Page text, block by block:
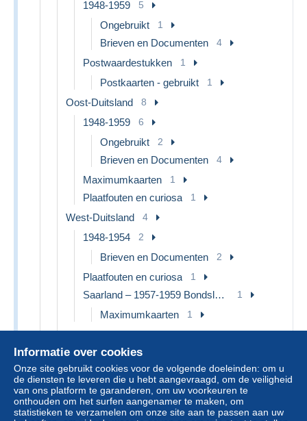
1948-1959 5
Ongebruikt 1
Brieven en Documenten 4
Postwaardestukken 1
Postkaarten - gebruikt 1
Oost-Duitsland 8
1948-1959 6
Ongebruikt 2
Brieven en Documenten 4
Maximumkaarten 1
Plaatfouten en curiosa 1
West-Duitsland 4
1948-1954 2
Brieven en Documenten 2
Plaatfouten en curiosa 1
Saarland – 1957-1959 Bondsland 1
Maximumkaarten 1
Kantoren en koloniën 17
China (kantoren)
Marokko (kantoren) 1
Turkse Rijk (kantoren) 7
Duits-Zuidwest-Afrika 1
Informatie over cookies
Onze site gebruikt cookies voor de volgende doeleinden: om u
de diensten te leveren die u hebt aangevraagd, om de veiligheid
van ons platform te garanderen, om uw voorkeuren te
onthouden om het surfen aangenamer te maken, om
statistieken te verzamelen om onze site aan te passen aan uw